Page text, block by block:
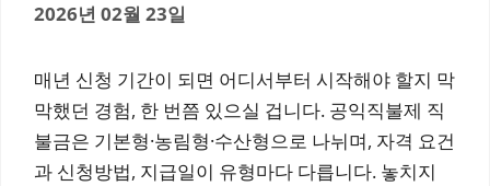
2026년 02월 23일
매년 신청 기간이 되면 어디서부터 시작해야 할지 막
막했던 경험, 한 번쯤 있으실 겁니다. 공익직불제 직
불금은 기본형·농림형·수산형으로 나뉘며, 자격 요건
과 신청방법, 지급일이 유형마다 다릅니다. 놓치지